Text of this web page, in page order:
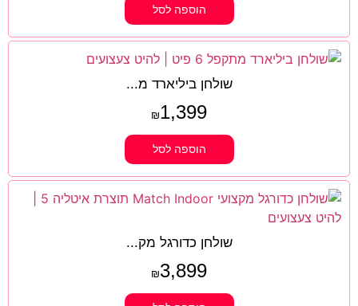
הוספה לסל
שולחן ביליארד מ...
₪1,399
הוספה לסל
שולחן כדורגל מק...
₪3,899